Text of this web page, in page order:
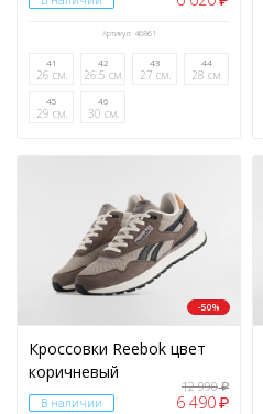
Артикул: 46861
41
26 см.
42
26.5 см.
43
27 см.
44
28 см.
45
29 см.
46
30 см.
-50%
Кроссовки Reebok цвет
коричневый
В наличии
12 990₽
6 490₽